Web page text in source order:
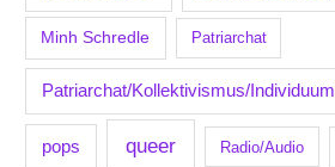
Minh Schredle Patriarchat
Patriarchat/Kollektivismus/Individuum
pops queer Radio/Audio